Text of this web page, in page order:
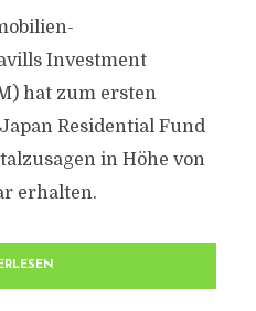
Investment
hat zum ersten
Residential Fund
in Höhe von
erhalten.